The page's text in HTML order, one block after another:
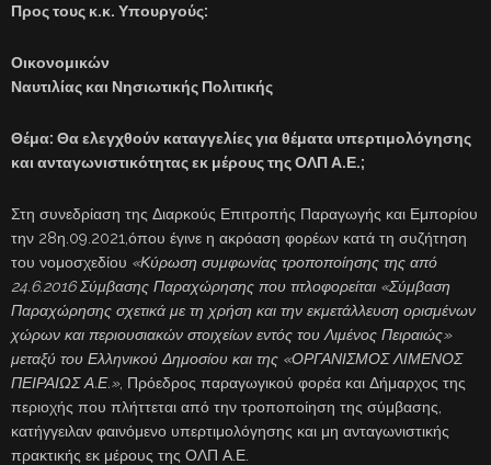
Προς τους κ.κ. Υπουργούς:
Οικονομικών
Ναυτιλίας και Νησιωτικής Πολιτικής
Θέμα: Θα ελεγχθούν καταγγελίες για θέματα υπερτιμολόγησης
και ανταγωνιστικότητας εκ μέρους της ΟΛΠ Α.Ε.;
Στη συνεδρίαση της Διαρκούς Επιτροπής Παραγωγής και Εμπορίου
την 28η.09.2021,όπου έγινε η ακρόαση φορέων κατά τη συζήτηση
του νομοσχεδίου «Κύρωση συμφωνίας τροποποίησης της από
24.6.2016 Σύμβασης Παραχώρησης που τιτλοφορείται «Σύμβαση
Παραχώρησης σχετικά με τη χρήση και την εκμετάλλευση ορισμένων
χώρων και περιουσιακών στοιχείων εντός του Λιμένος Πειραιώς»
μεταξύ του Ελληνικού Δημοσίου και της «ΟΡΓΑΝΙΣΜΟΣ ΛΙΜΕΝΟΣ
ΠΕΙΡΑΙΩΣ Α.Ε.», Πρόεδρος παραγωγικού φορέα και Δήμαρχος της
περιοχής που πλήττεται από την τροποποίηση της σύμβασης,
κατήγγειλαν φαινόμενο υπερτιμολόγησης και μη ανταγωνιστικής
πρακτικής εκ μέρους της ΟΛΠ Α.Ε.